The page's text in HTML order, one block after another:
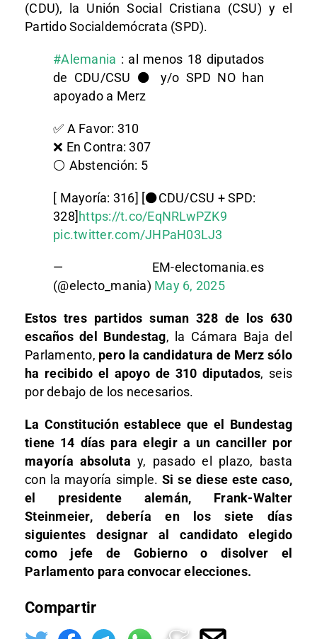
(CDU), la Unión Social Cristiana (CSU) y el
Partido Socialdemócrata (SPD).
#Alemania : al menos 18 diputados
de CDU/CSU ⚫️ y/o SPD NO han
apoyado a Merz
✅ A Favor: 310
❌ En Contra: 307
⚪️ Abstención: 5
[ Mayoría: 316] [⚫️CDU/CSU + SPD:
328] https://t.co/EqNRLwPZK9
pic.twitter.com/JHPaH03LJ3
— EM-electomania.es
(@electo_mania) May 6, 2025
Estos tres partidos suman 328 de los 630
escaños del Bundestag, la Cámara Baja del
Parlamento, pero la candidatura de Merz sólo
ha recibido el apoyo de 310 diputados, seis
por debajo de los necesarios.
La Constitución establece que el Bundestag
tiene 14 días para elegir a un canciller por
mayoría absoluta y, pasado el plazo, basta
con la mayoría simple.Si se diese este caso,
el presidente alemán, Frank-Walter
Steinmeier, debería en los siete días
siguientes designar al candidato elegido
como jefe de Gobierno o disolver el
Parlamento para convocar elecciones.
Compartir